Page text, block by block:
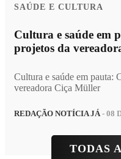
SAÚDE E CULTURA
Cultura e saúde em
projetos da
Cultura e saúde em pauta:
vereadora Ciça Müller
REDAÇÃO NOTÍCIA JÁ- 08
TODAS